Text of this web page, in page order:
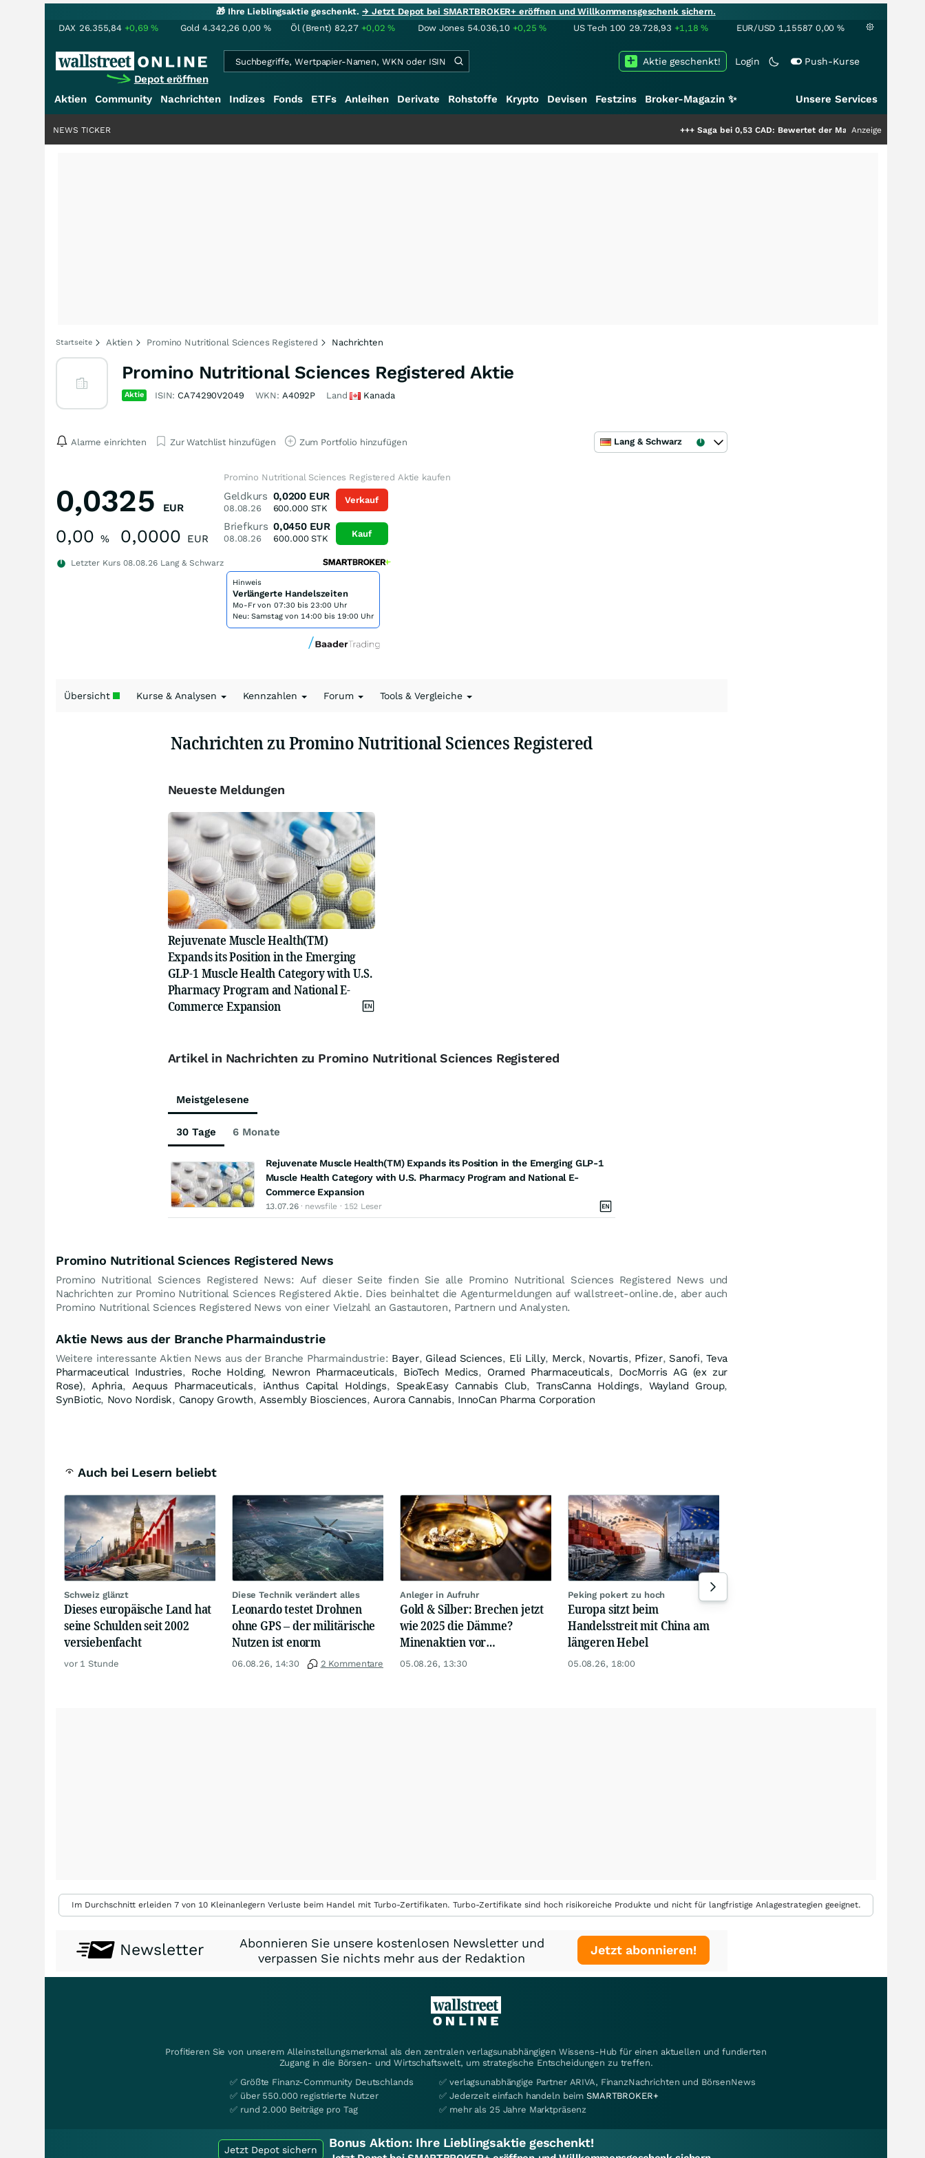
🎁 Ihre Lieblingsaktie geschenkt.→ Jetzt Depot bei SMARTBROKER+ eröffnen und Willkommensgeschenk sichern.
DAX 26.355,84 +0,69% Gold 4.342,26 0,00 % Öl (Brent) 82,27 +0,02% Dow Jones 54.036,10 +0,25% US Tech 100 29.728,93 +1,18% EUR/USD 1,15587 0,00 %
Depot eröffnen
Login Push-Kurse
Aktie geschenkt!
Aktien Community Nachrichten Indizes Fonds ETFs Anleihen Derivate Rohstoffe Krypto Devisen Festzins Broker-Magazin ✨ Unsere Services
Saga bei 0,53 CAD: Bewertet der Markt noch immer nur die
Anzeige
NEWS TICKER
Startseite Aktien Promino Nutritional Sciences Registered Nachrichten
Promino Nutritional Sciences Registered Aktie
Aktie ISIN: CA74290V2049 WKN: A4092P Land Kanada
Alarme einrichten Zur Watchlist hinzufügen Zum Portfolio hinzufügen Lang & Schwarz
0,0325 EUR
0,00 % 0,0000 EUR
Letzter Kurs 08.08.26 Lang & Schwarz
Promino Nutritional Sciences Registered Aktie kaufen
Geldkurs
08.08.26
0,0200 EUR
600.000STK
Briefkurs
08.08.26
0,0450 EUR
600.000STK
Verkauf
Kauf
Hinweis
Verlängerte Handelszeiten
Mo-Fr von 07:30 bis 23:00 Uhr
Neu: Samstag von 14:00 bis 19:00 Uhr
Übersicht Kurse & Analysen Kennzahlen Forum Tools & Vergleiche
Nachrichten zu Promino Nutritional Sciences Registered
Neueste Meldungen
Rejuvenate Muscle Health(TM)
Expands its Position in the Emerging
GLP-1 Muscle Health Category with U.S.
Pharmacy Program and National E-
Commerce Expansion
Artikel in Nachrichten zu Promino Nutritional Sciences Registered
Meistgelesene
30 Tage 6 Monate
Rejuvenate Muscle Health(TM) Expands its Position in the Emerging GLP-1
Muscle Health Category with U.S. Pharmacy Program and National E-
Commerce Expansion
13.07.26· newsfile · 152 Leser
Promino Nutritional Sciences Registered News
Promino Nutritional Sciences Registered News: Auf dieser Seite finden Sie alle Promino Nutritional Sciences Registered News und
Nachrichten zur Promino Nutritional Sciences Registered Aktie. Dies beinhaltet die Agenturmeldungen auf wallstreet-online.de, aber auch
Promino Nutritional Sciences Registered News von einer Vielzahl an Gastautoren, Partnern und Analysten.
Aktie News aus der Branche Pharmaindustrie
Weitere interessante Aktien News aus der Branche Pharmaindustrie: Bayer, Gilead Sciences, Eli Lilly, Merck, Novartis, Pfizer, Sanofi,Teva
Pharmaceutical Industries, Roche Holding, Newron Pharmaceuticals, BioTech Medics, Oramed Pharmaceuticals, DocMorris AG (ex zur
Rose),Aphria, Aequus Pharmaceuticals, iAnthus Capital Holdings, SpeakEasy Cannabis Club, TransCanna Holdings, Wayland Group,
SynBiotic, Novo Nordisk, Canopy Growth,Assembly Biosciences,Aurora Cannabis, InnoCan Pharma Corporation
Auch bei Lesern beliebt
Schweiz glänzt
Dieses europäische Land hat
seine Schulden seit 2002
versiebenfacht
vor 1 Stunde
Diese Technik verändert alles
Leonardo testet Drohnen
ohne GPS – der militärische
Nutzen ist enorm
06.08.26, 14:30 2 Kommentare
Anleger in Aufruhr
Gold & Silber: Brechen jetzt
wie 2025 die Dämme?
Minenaktien vor
Kursexplosion
05.08.26, 13:30
Peking pokert zu hoch
Europa sitzt beim
Handelsstreit mit China am
längeren Hebel
05.08.26, 18:00
Im Durchschnitt erleiden 7 von 10 Kleinanlegern Verluste beim Handel mit Turbo-Zertifikaten. Turbo-Zertifikate sind hoch risikoreiche Produkte und nicht für langfristige Anlagestrategien geeignet.
Newsletter
Abonnieren Sie unsere kostenlosen Newsletter und
verpassen Sie nichts mehr aus der Redaktion
Jetzt abonnieren!
Profitieren Sie von unserem Alleinstellungsmerkmal als den zentralen verlagsunabhängigen Wissens-Hub für einen aktuellen und fundierten
Zugang in die Börsen- und Wirtschaftswelt, um strategische Entscheidungen zu treffen.
✅ Größte Finanz-Community Deutschlands
✅ über 550.000 registrierte Nutzer
✅ rund 2.000 Beiträge pro Tag
✅ verlagsunabhängige Partner ARIVA, FinanzNachrichten und BörsenNews
✅ Jederzeit einfach handeln beimSMARTBROKER+
✅ mehr als 25 Jahre Marktpräsenz
Jetzt Depot sichern Bonus Aktion: Ihre Lieblingsaktie geschenkt!